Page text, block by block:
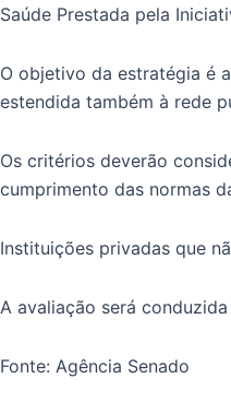
Saúde Prestada pela
O objetivo da estratégia é
estendida também à rede
Os critérios deverão
cumprimento das normas
Instituições privadas que
A avaliação será
Fonte: Agência Senado